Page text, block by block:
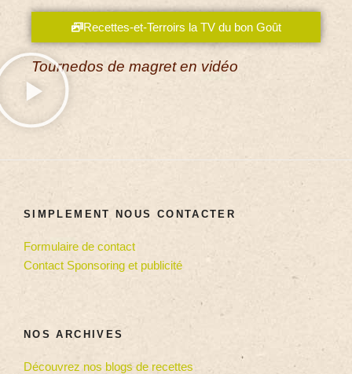
Recettes-et-Terroirs la TV du bon Goût
Tournedos de magret en vidéo
SIMPLEMENT NOUS CONTACTER
Formulaire de contact
Contact Sponsoring et publicité
NOS ARCHIVES
Découvrez nos blogs de recettes